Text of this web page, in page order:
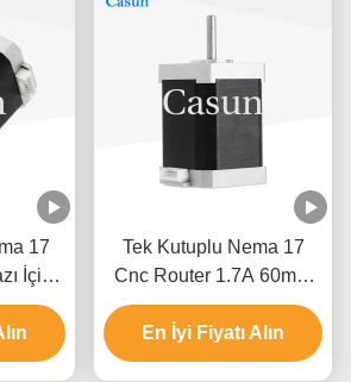
17
İçin
Tek Kutuplu Nema 17
Cnc Router 1.7A 60mm
3018 Cnc Step Motor
En İyi Fiyatı Alın